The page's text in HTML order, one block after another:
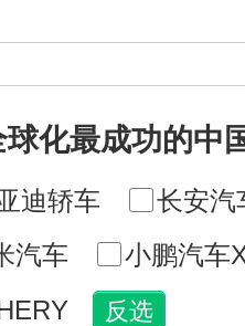
化最成功的中
迪轿车
长安汽
汽车
小鹏汽车